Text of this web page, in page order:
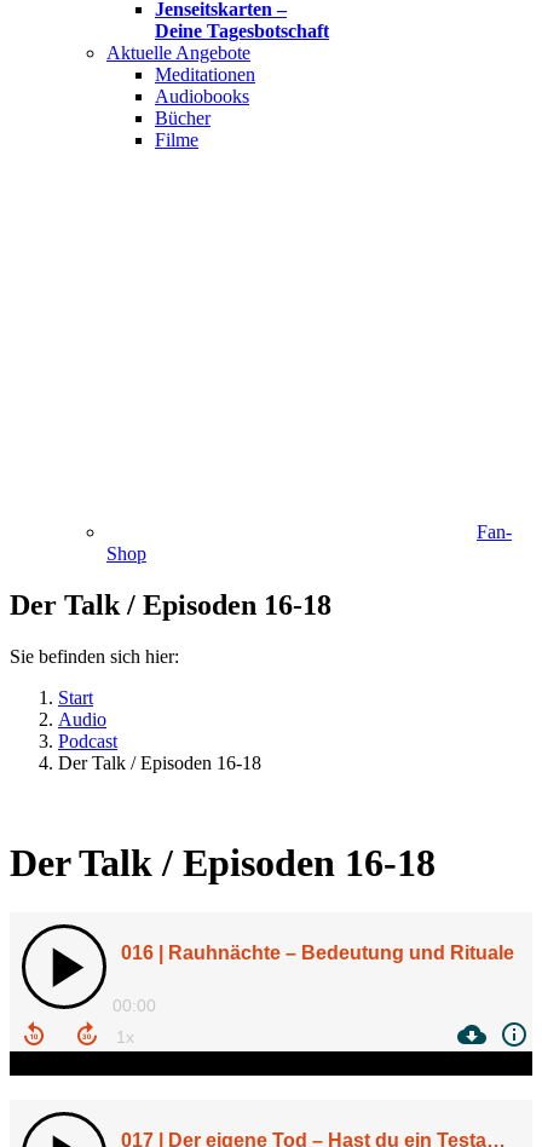
Jenseitskarten –
Deine Tagesbotschaft
Aktuelle Angebote
Meditationen
Audiobooks
Bücher
Filme
Fan-
Shop
Der Talk / Episoden 16-18
Sie befinden sich hier:
Start
Audio
Podcast
Der Talk / Episoden 16-18
Der Talk / Episoden 16-18